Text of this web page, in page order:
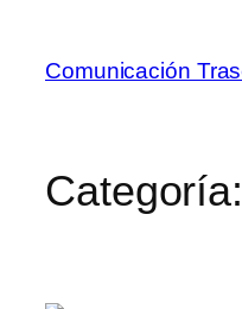
contenido
Comunicación
Categoría: